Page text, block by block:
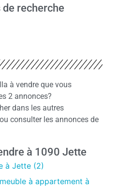
recherche
à vendre que vous
2 annonces?
dans les autres
consulter les annonces de
à 1090 Jette
à Jette (2)
à appartement à